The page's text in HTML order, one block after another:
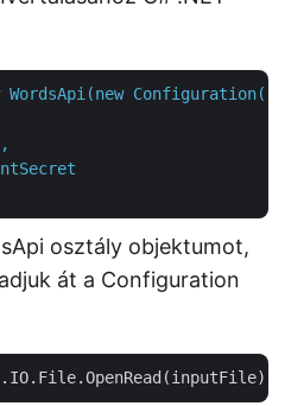
WordsApi(new Configuration()
osztály objektumot,
át a Configuration